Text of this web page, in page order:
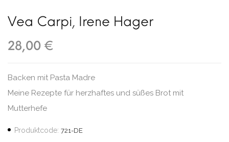
Vea Carpi, Irene Hager
28,00 €
Backen mit Pasta Madre
Meine Rezepte für herzhaftes und süßes Brot mit
Mutterhefe
Produktcode: 721-DE